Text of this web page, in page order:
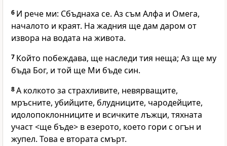
6 И рече ми: Сбъднаха се. Аз съм Алфа и Омега,
началото и краят. На жадния ще дам даром от
извора на водата на живота.
7 Който побеждава, ще наследи тия неща; Аз ще му
бъда Бог, и той ще Ми бъде син.
8А колкото за страхливите, невярващите,
мръсните, убийците, блудниците, чародейците,
идолопоклонниците и всичките лъжци, тяхната
участ <ще бъде> в езерото, което гори с огън и
жупел. Това е втората смърт.